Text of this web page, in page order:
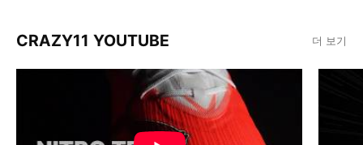
CRAZY11 YOUTUBE 더 보기